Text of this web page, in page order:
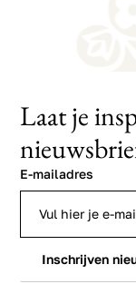
Laat je
E-mailadres
Inschrijven